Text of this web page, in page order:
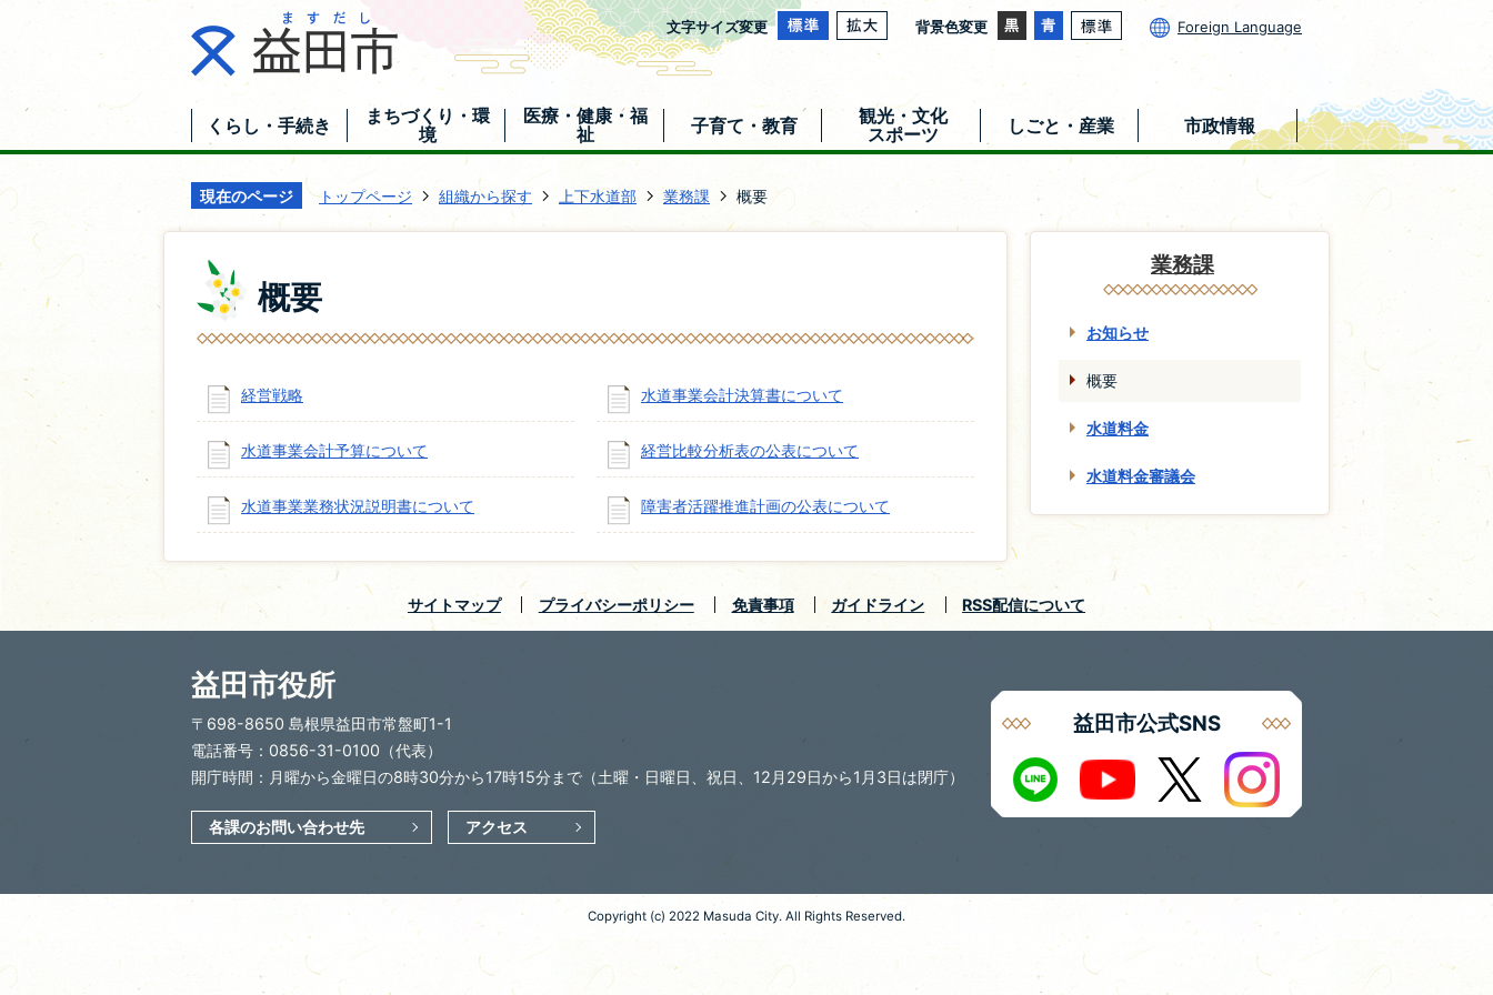
文字サイズ変更 背景色変更 Foreign Language
くらし・手続き
まちづくり・環
境
医療・健康・福
祉
子育て・教育
観光・文化
スポーツ
しごと・産業 市政情報
現在のページ トップページ 組織から探す 上下水道部 業務課 概要
概要
経営戦略 水道事業会計決算書について
水道事業会計予算について 経営比較分析表の公表について
水道事業業務状況説明書について 障害者活躍推進計画の公表について
業務課
お知らせ
概要
水道料金
水道料金審議会
サイトマップ プライバシーポリシー 免責事項 ガイドライン RSS配信について
益田市役所
〒698-8650 島根県益田市常盤町1-1
電話番号：0856-31-0100（代表）
開庁時間：月曜から金曜日の8時30分から17時15分まで （土曜・日曜日、祝日、12月29日から1月3日は閉庁）
各課のお問い合わせ先 アクセス
益田市公式SNS
LINE Youtube X Instagram
Copyright (c) 2022 Masuda City. All Rights Reserved.